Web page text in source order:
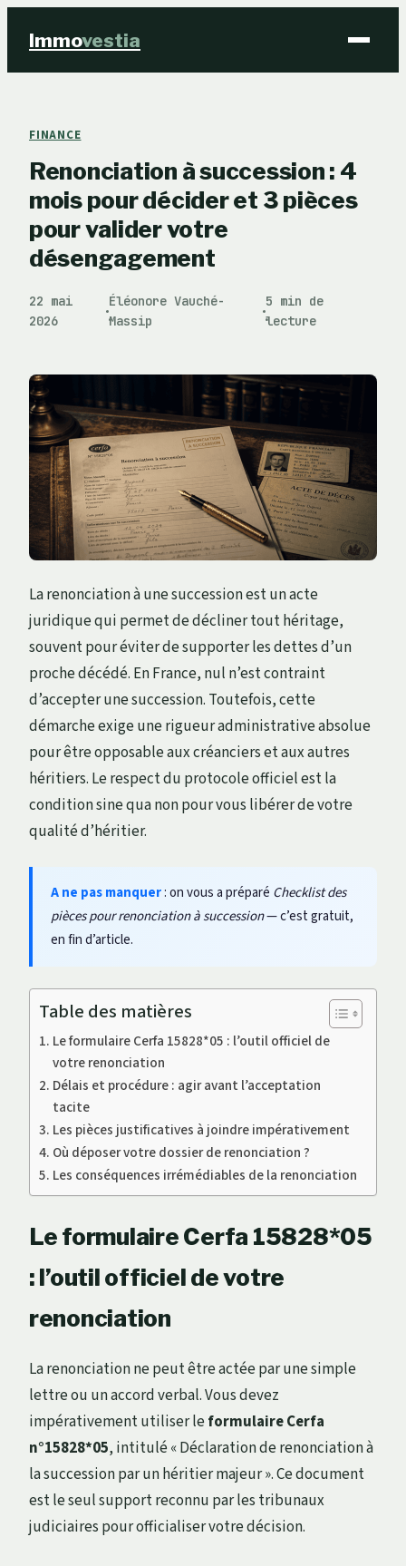
Immovestia
Immobilier
Éducation & Emploi
FINANCE
Renonciation à succession : 4
mois pour décider et 3 pièces
pour valider votre
désengagement
22 mai
2026
·
Éléonore Vauché-
Massip
·
5 min de
lecture
La renonciation à une succession est un acte
juridique qui permet de décliner tout héritage,
souvent pour éviter de supporter les dettes d’un
proche décédé. En France, nul n’est contraint
d’accepter une succession. Toutefois, cette
démarche exige une rigueur administrative absolue
pour être opposable aux créanciers et aux autres
héritiers. Le respect du protocole officiel est la
condition sine qua non pour vous libérer de votre
qualité d’héritier.
A ne pas manquer: on vous a préparé Checklist des
pièces pour renonciation à succession— c’est gratuit,
en fin d’article.
Table des matières
Le formulaire Cerfa 15828*05 : l’outil officiel de
votre renonciation
Délais et procédure : agir avant l’acceptation
tacite
Les pièces justificatives à joindre impérativement
Où déposer votre dossier de renonciation ?
Les conséquences irrémédiables de la renonciation
Le formulaire Cerfa 15828*05
: l’outil officiel de votre
renonciation
La renonciation ne peut être actée par une simple
lettre ou un accord verbal. Vous devez
impérativement utiliser leformulaire Cerfa
n°15828*05, intitulé « Déclaration de renonciation à
la succession par un héritier majeur ». Ce document
est le seul support reconnu par les tribunaux
judiciaires pour officialiser votre décision.